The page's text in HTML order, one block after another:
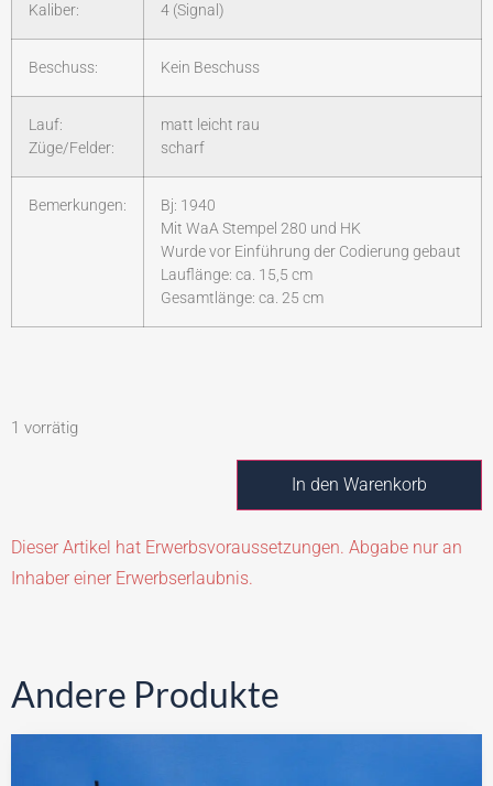
Kaliber: 4 (Signal)
Beschuss: Kein Beschuss
Lauf:
Züge/Felder:
matt leicht rau
scharf
Bemerkungen:
Bj: 1940
Mit WaA Stempel 280 und HK
Wurde vor Einführung der Codierung gebaut
Lauflänge: ca. 15,5 cm
Gesamtlänge: ca. 25 cm
1 vorrätig
In den Warenkorb
Dieser Artikel hat Erwerbsvoraussetzungen. Abgabe nur an
Inhaber einer Erwerbserlaubnis.
Andere Produkte